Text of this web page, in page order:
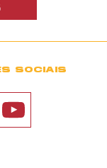
SOCIAIS